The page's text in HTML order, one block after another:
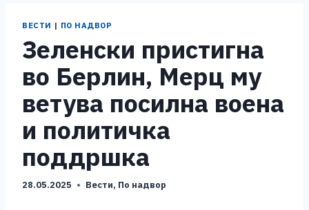
ВЕСТИ | ПО НАДВОР
Зеленски пристигна
во Берлин, Мерц му
ветува посилна воена
и политичка
поддршка
28.05.2025 Вести, По надвор